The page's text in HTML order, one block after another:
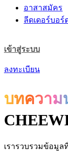
อาสาสมัคร
ลีดเดอร์บอร์
เข้าสู่ระบบ
ลงทะเบียน
บทความ
เรารวบรวมข้อมูล